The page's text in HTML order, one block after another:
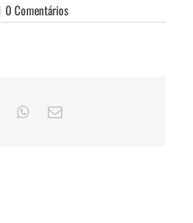
| 0 Comentários
WhatsApp
E-